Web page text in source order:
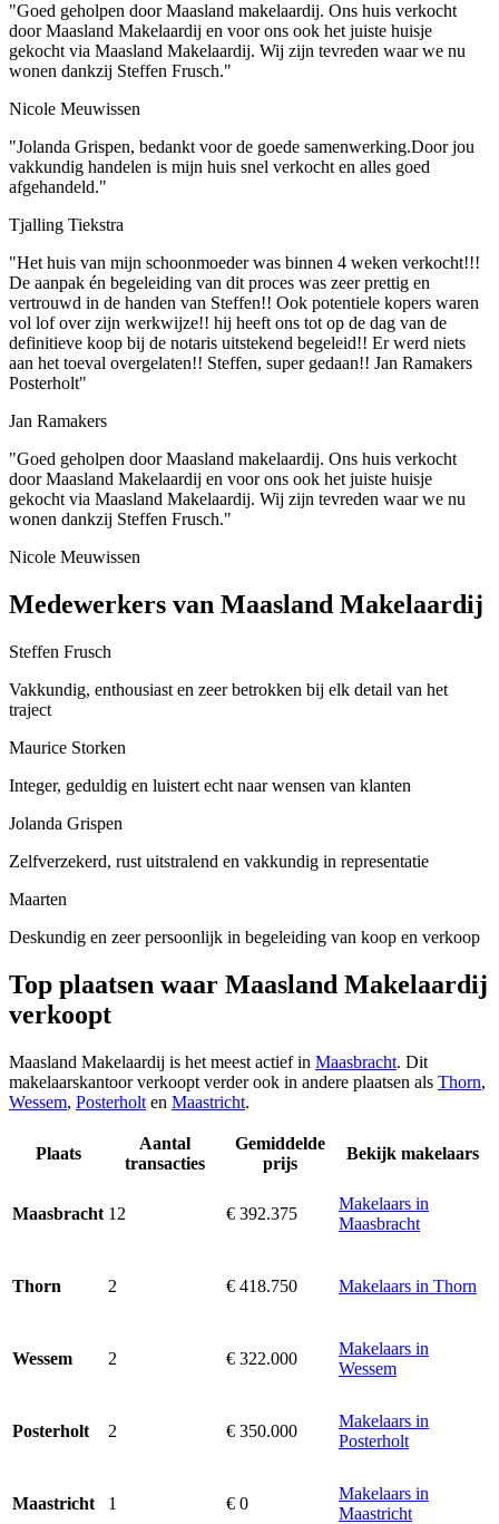
"Goed geholpen door Maasland makelaardij. Ons huis verkocht
door Maasland Makelaardij en voor ons ook het juiste huisje
gekocht via Maasland Makelaardij. Wij zijn tevreden waar we nu
wonen dankzij Steffen Frusch."
Nicole Meuwissen
"Jolanda Grispen, bedankt voor de goede samenwerking.Door jou
vakkundig handelen is mijn huis snel verkocht en alles goed
afgehandeld."
Tjalling Tiekstra
"Het huis van mijn schoonmoeder was binnen 4 weken verkocht!!!
De aanpak én begeleiding van dit proces was zeer prettig en
vertrouwd in de handen van Steffen!! Ook potentiele kopers waren
vol lof over zijn werkwijze!! hij heeft ons tot op de dag van de
definitieve koop bij de notaris uitstekend begeleid!! Er werd niets
aan het toeval overgelaten!! Steffen, super gedaan!! Jan Ramakers
Posterholt"
Jan Ramakers
"Goed geholpen door Maasland makelaardij. Ons huis verkocht
door Maasland Makelaardij en voor ons ook het juiste huisje
gekocht via Maasland Makelaardij. Wij zijn tevreden waar we nu
wonen dankzij Steffen Frusch."
Nicole Meuwissen
Medewerkers van Maasland Makelaardij
Steffen Frusch
Vakkundig, enthousiast en zeer betrokken bij elk detail van het
traject
Maurice Storken
Integer, geduldig en luistert echt naar wensen van klanten
Jolanda Grispen
Zelfverzekerd, rust uitstralend en vakkundig in representatie
Maarten
Deskundig en zeer persoonlijk in begeleiding van koop en verkoop
Top plaatsen waar Maasland Makelaardij
verkoopt
Maasland Makelaardij is het meest actief in Maasbracht. Dit
makelaarskantoor verkoopt verder ook in andere plaatsen als Thorn,
Wessem, Posterholt en Maastricht.
Plaats
Aantal
transacties
Gemiddelde
prijs
Bekijk makelaars
Maasbracht 12 € 392.375
Makelaars in
Maasbracht
Thorn 2 € 418.750 Makelaars in Thorn
Wessem 2 € 322.000
Makelaars in
Wessem
Posterholt 2 € 350.000
Makelaars in
Posterholt
Maastricht 1 € 0
Makelaars in
Maastricht